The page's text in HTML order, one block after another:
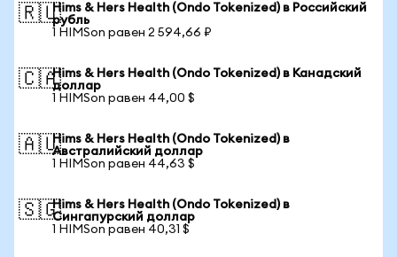
🇷🇺Hims & Hers Health (Ondo Tokenized) в Российский
рубль
1 HIMSon равен 2 594,66 ₽
🇨🇦Hims & Hers Health (Ondo Tokenized) в Канадский
доллар
1 HIMSon равен 44,00 $
🇦🇺Hims & Hers Health (Ondo Tokenized) в
Австралийский доллар
1 HIMSon равен 44,63 $
🇸🇬Hims & Hers Health (Ondo Tokenized) в
Сингапурский доллар
1 HIMSon равен 40,31 $